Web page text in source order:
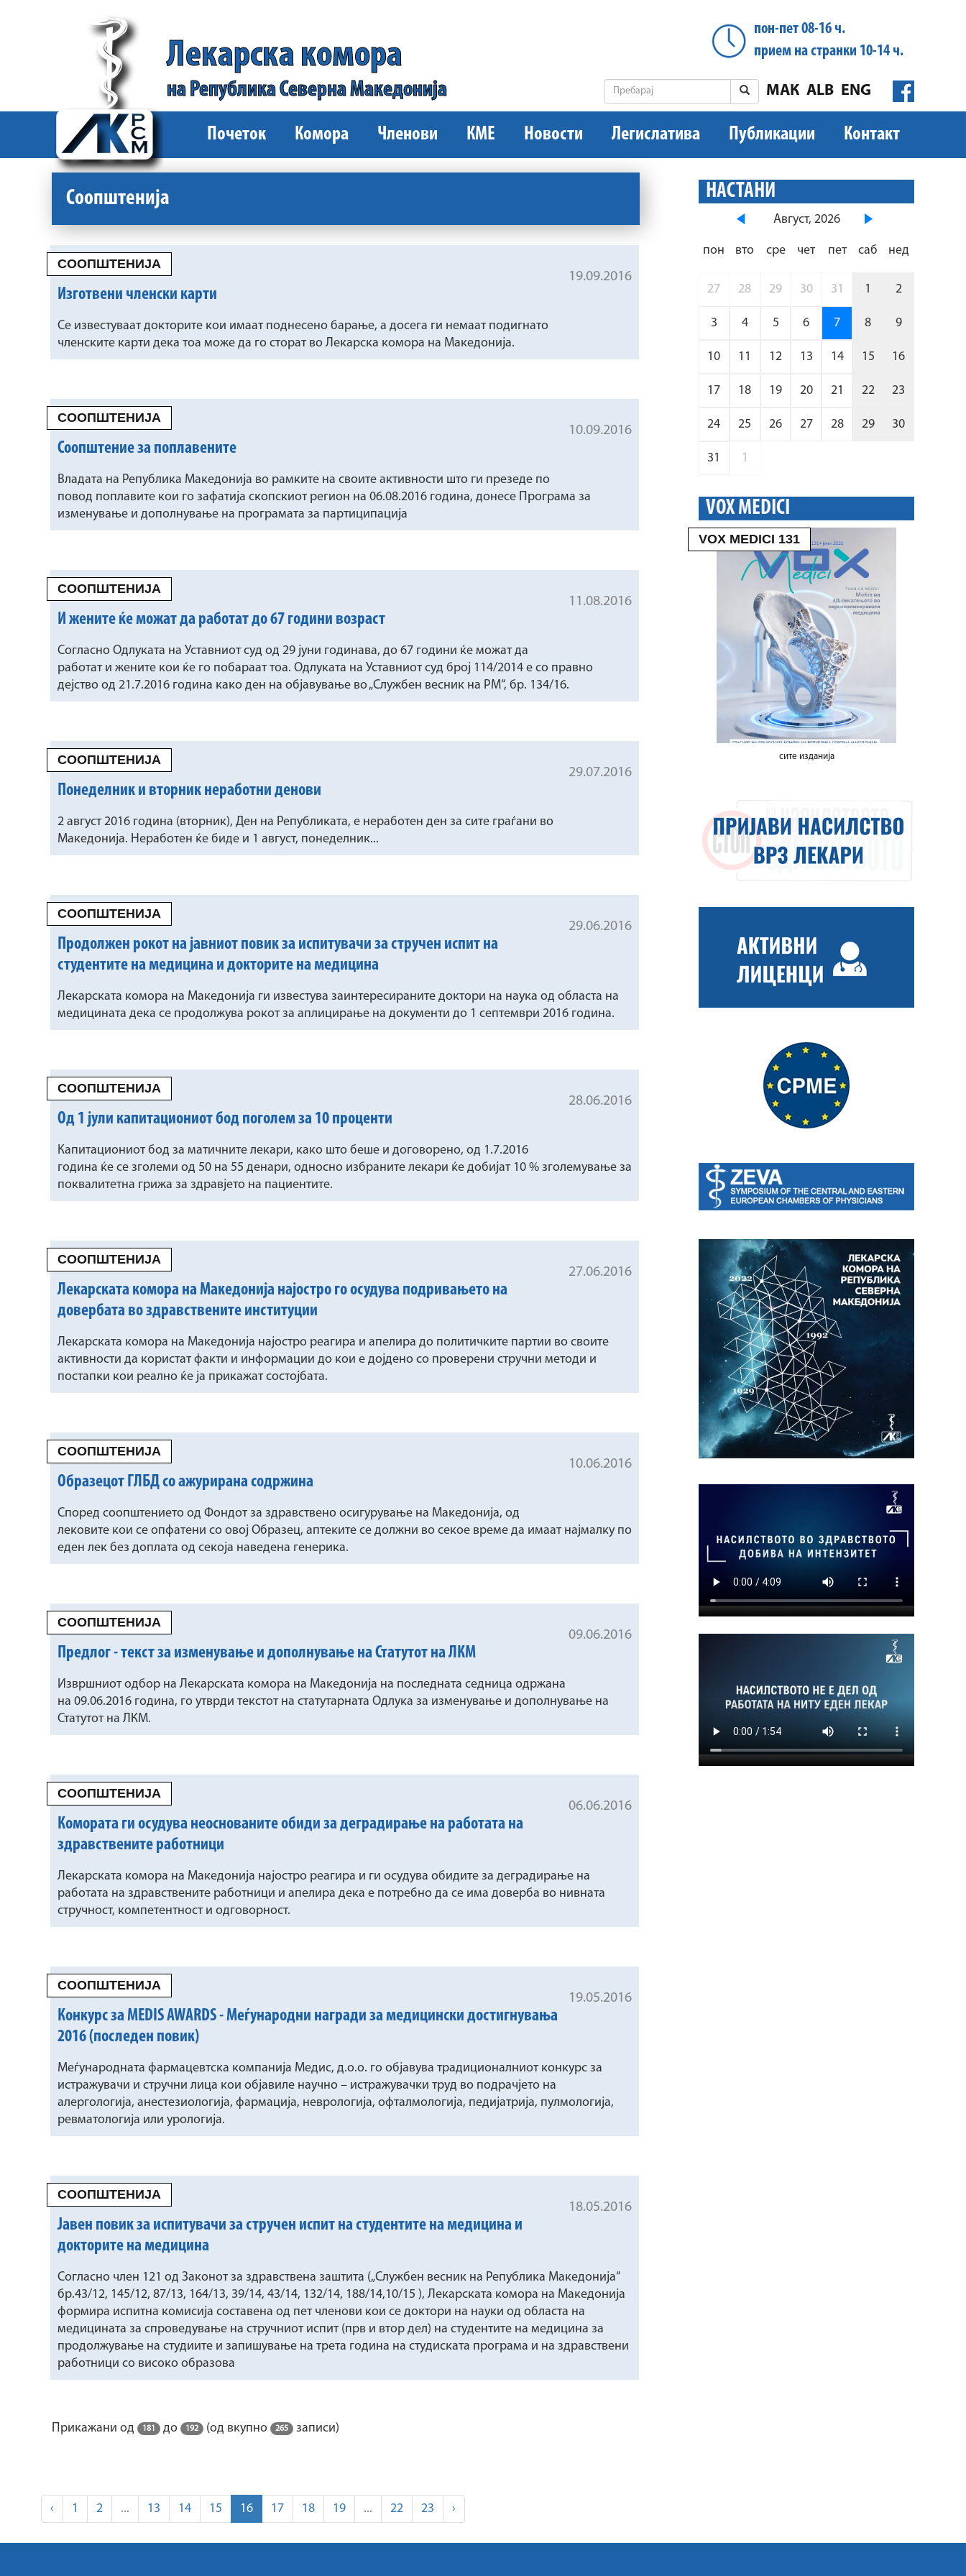
Лекарска комора
на Република Северна Македонија
пон-пет 08-16 ч.
прием на странки 10-14 ч.
ENG
ALB
МАК
Почеток Комора Членови КМЕ Новости Легислатива Публикации Контакт
Соопштенија
СООПШТЕНИЈА
19.09.2016
Изготвени членски карти
Се известуваат докторите кои имаат поднесено барање, a досега ги немаат подигнато
членските карти дека тоа може да го сторат во Лекарска комора на Македонија.
СООПШТЕНИЈА
10.09.2016
Соопштение за поплавените
Владата на Република Македонија во рамките на своите активности што ги презеде по
повод поплавите кои го зафатија скопскиот регион на 06.08.2016 година, донесе Програма за
изменување и дополнување на програмата за партиципација
СООПШТЕНИЈА
11.08.2016
И жените ќе можат да работат до 67 години возраст
Согласно Одлуката на Уставниот суд од 29 јуни годинава, до 67 години ќе можат да
работат и жените кои ќе го побараат тоа. Одлуката на Уставниот суд број 114/2014 е со правно
дејство од 21.7.2016 година како ден на објавување во „Службен весник на РМ“, бр. 134/16.
СООПШТЕНИЈА
29.07.2016
Понеделник и вторник неработни денови
2 август 2016 година (вторник), Ден на Републиката, е неработен ден за сите граѓани во
Македонија. Неработен ќе биде и 1 август, понеделник...
СООПШТЕНИЈА
29.06.2016
Продолжен рокот на јавниот повик за испитувачи за стручен испит на
студентите на медицина и докторите на медицина
Лекарската комора на Македонија ги известува заинтересираните доктори на наука од областа на
медицината дека се продолжува рокот за аплицирање на документи до 1 септември 2016 година.
СООПШТЕНИЈА
28.06.2016
Од 1 јули капитациониот бод поголем за 10 проценти
Капитациониот бод за матичните лекари, како што беше и договорено, од 1.7.2016
година ќе се зголеми од 50 на 55 денари, односно избраните лекари ќе добијат 10 % зголемување за
поквалитетна грижа за здравјето на пациентите.
СООПШТЕНИЈА
27.06.2016
Лекарската комора на Македонија најостро го осудува подривањето на
довербата во здравствените институции
Лекарската комора на Македонија најостро реагира и апелира до политичките партии во своите
активности да користат факти и информации до кои е дојдено со проверени стручни методи и
постапки кои реално ќе ја прикажат состојбата.
СООПШТЕНИЈА
10.06.2016
Образецот ГЛБД со ажурирана содржина
Според соопштението од Фондот за здравствено осигурување на Македонија, од
лековите кои се опфатени со овој Образец, аптеките се должни во секое време да имаат најмалку по
еден лек без доплата од секоја наведена генерикa.
СООПШТЕНИЈА
09.06.2016
Предлог - текст за изменување и дополнување на Статутот на ЛКМ
Извршниот одбор на Лекарската комора на Македонија на последната седница одржана
на 09.06.2016 година, го утврди текстот на статутарната Oдлука за изменување и дополнување на
Статутот на ЛКМ.
СООПШТЕНИЈА
06.06.2016
Комората ги осудува неоснованите обиди за деградирање на работата на
здравствените работници
Лекарската комора на Македонија најостро реагира и ги осудува обидите за деградирање на
работата на здравствените работници и апелира дека е потребно да се има доверба во нивната
стручност, компетентност и одговорност.
СООПШТЕНИЈА
19.05.2016
Конкурс за MEDIS AWARDS - Меѓународни награди за медицински достигнувања
2016 (последен повик)
Меѓународната фармацевтска компанија Медис, д.о.о. го објавува традиционалниот конкурс за
истражувачи и стручни лица кои објавиле научно – истражувачки труд во подрачјето на
алергологија, анестезиологија, фармација, неврологија, офталмологија, педијатрија, пулмологија,
ревматологија или урологија.
СООПШТЕНИЈА
18.05.2016
Јавен повик за испитувачи за стручен испит на студентите на медицина и
докторите на медицина
Согласно член 121 од Законот за здравствена заштита („Службен весник на Република Македонија“
бр.43/12, 145/12, 87/13, 164/13, 39/14, 43/14, 132/14, 188/14,10/15 ), Лекарската комора на Македонија
формира испитна комисија составена од пет членови кои се доктори на науки од областа на
медицината за спроведување на стручниот испит (прв и втор дел) на студентите на медицина за
продолжување на студиите и запишување на трета година на студиската програма и на здравствени
работници со високо образова
Прикажани од 181 до 192 (од вкупно 265 записи)
‹ 1 2 ... 13 14 15 16 17 18 19 ... 22 23 ›
НАСТАНИ
Август, 2026
пон вто сре чет пет саб нед
27 28 29 30 31 1 2
3 4 5 6 7 8 9
10 11 12 13 14 15 16
17 18 19 20 21 22 23
24 25 26 27 28 29 30
31 1
VOX MEDICI
VOX MEDICI 131
сите изданија